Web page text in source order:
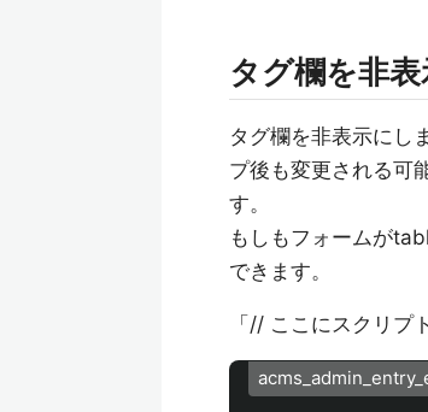
タグ欄を非
タグ欄を非表示にし
プ後も変更される可
す。
もしもフォームが
できます。
「// ここにスクリプ